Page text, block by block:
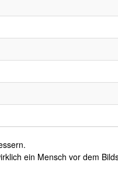
ein Mensch vor dem